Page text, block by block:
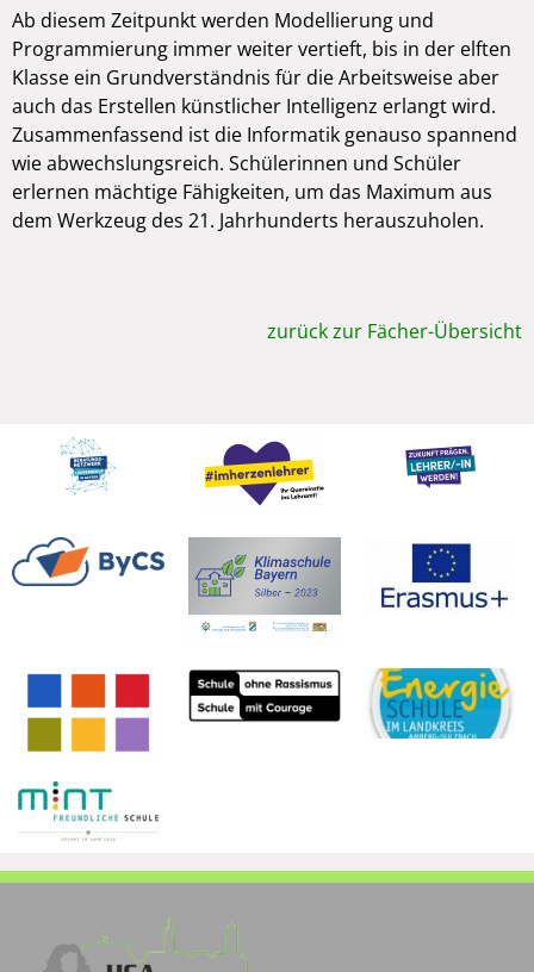
Ab diesem Zeitpunkt werden Modellierung und
Programmierung immer weiter vertieft, bis in der elften
Klasse ein Grundverständnis für die Arbeitsweise aber
auch das Erstellen künstlicher Intelligenz erlangt wird.
Zusammenfassend ist die Informatik genauso spannend
wie abwechslungsreich. Schülerinnen und Schüler
erlernen mächtige Fähigkeiten, um das Maximum aus
dem Werkzeug des 21. Jahrhunderts herauszuholen.
zurück zur Fächer-Übersicht